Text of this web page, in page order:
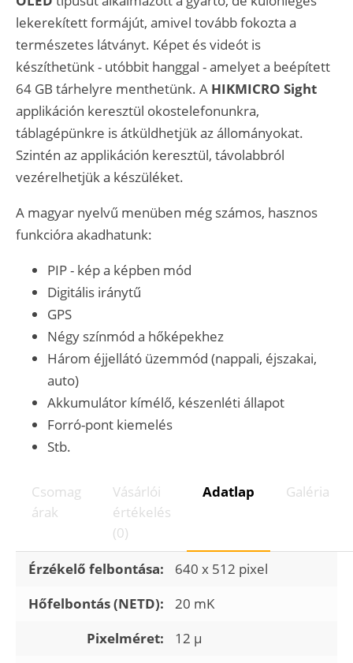
lekerekített formájút, amivel tovább fokozta a
természetes látványt. Képet és videót is
készíthetünk - utóbbit hanggal - amelyet a beépített
64 GB tárhelyre menthetünk. A HIKMICRO Sight
applikáción keresztül okostelefonunkra,
táblagépünkre is átküldhetjük az állományokat.
Szintén az applikáción keresztül, távolabbról
vezérelhetjük a készüléket.
A magyar nyelvű menüben még számos, hasznos
funkcióra akadhatunk:
PIP - kép a képben mód
Digitális iránytű
GPS
Négy színmód a hőképekhez
Három éjjellátó üzemmód (nappali, éjszakai,
auto)
Akkumulátor kímélő, készenléti állapot
Forró-pont kiemelés
Stb.
Csomag
árak
Vásárlói
értékelés
(0)
Adatlap Galéria
Érzékelő felbontása:
640 x 512 pixel
Hőfelbontás (NETD):
20 mK
Pixelméret:
12 µ